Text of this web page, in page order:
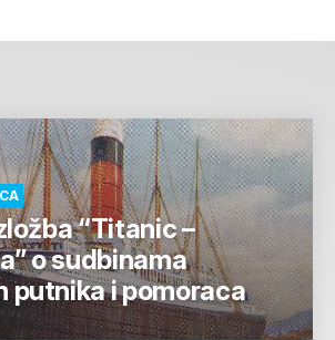
“Titanic –
o sudbinama
putnika i pomoraca